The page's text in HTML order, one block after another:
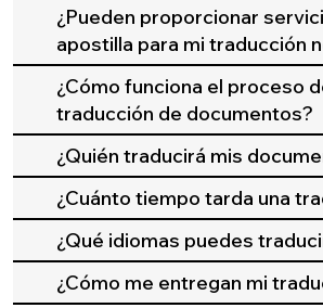
¿Pueden proporcionar
apostilla para mi traducción
¿Cómo funciona el proceso
traducción de documentos?
¿Quién traducirá mis
¿Cuánto tiempo tarda una
¿Qué idiomas puedes
¿Cómo me entregan mi